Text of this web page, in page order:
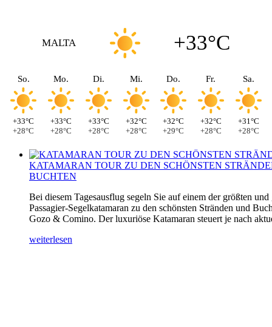
MALTA +33°C
So.
+33°C
+28°C
Mo.
+33°C
+28°C
Di.
+33°C
+28°C
Mi.
+32°C
+28°C
Do.
+32°C
+29°C
Fr.
+32°C
+28°C
Sa.
+31°C
+28°C
KATAMARAN TOUR ZU DEN SCHÖNSTEN
BUCHTEN
Bei diesem Tagesausflug segeln Sie auf einem der größten und
Passagier-Segelkatamaran zu den schönsten Stränden und
Gozo & Comino. Der luxuriöse Katamaran steuert je nach
weiterlesen